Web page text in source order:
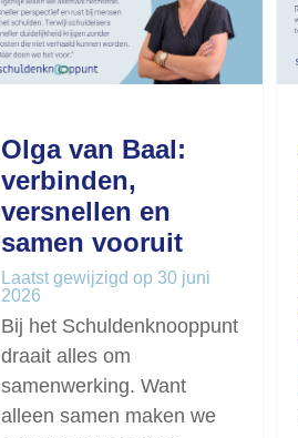
Olga van Baal:
verbinden,
versnellen en
samen vooruit
Laatst gewijzigd op 30 juni
2026
Bij het Schuldenknooppunt
draait alles om
samenwerking. Want
alleen samen maken we